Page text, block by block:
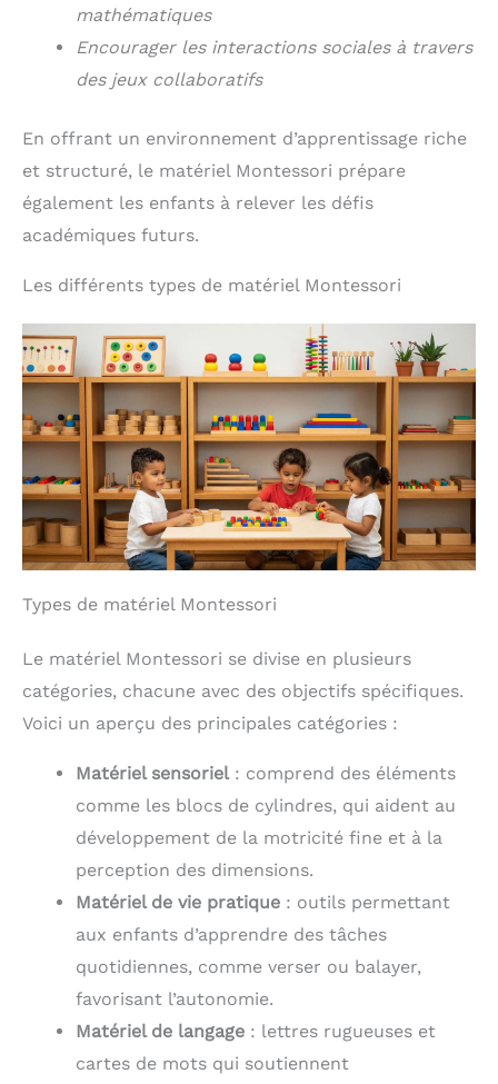
mathématiques
Encourager les interactions sociales à travers
des jeux collaboratifs
En offrant un environnement d’apprentissage riche
et structuré, le matériel Montessori prépare
également les enfants à relever les défis
académiques futurs.
Les différents types de matériel Montessori
Types de matériel Montessori
Le matériel Montessori se divise en plusieurs
catégories, chacune avec des objectifs spécifiques.
Voici un aperçu des principales catégories :
Matériel sensoriel: comprend des éléments
comme les blocs de cylindres, qui aident au
développement de la motricité fine et à la
perception des dimensions.
Matériel de vie pratique : outils permettant
aux enfants d’apprendre des tâches
quotidiennes, comme verser ou balayer,
favorisant l’autonomie.
Matériel de langage : lettres rugueuses et
cartes de mots qui soutiennent